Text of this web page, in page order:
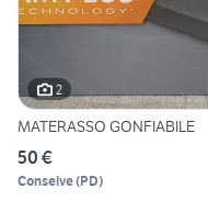
2
MATERASSO GONFIABILE
50 €
Conselve(PD)